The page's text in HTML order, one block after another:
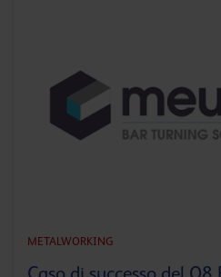
METALWORKING